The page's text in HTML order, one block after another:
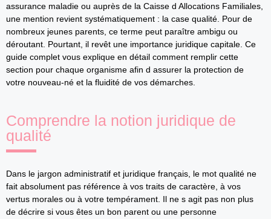
assurance maladie ou auprès de la Caisse d Allocations Familiales,
une mention revient systématiquement : la case qualité. Pour de
nombreux jeunes parents, ce terme peut paraître ambigu ou
déroutant. Pourtant, il revêt une importance juridique capitale. Ce
guide complet vous explique en détail comment remplir cette
section pour chaque organisme afin d assurer la protection de
votre nouveau-né et la fluidité de vos démarches.
Comprendre la notion juridique de
qualité
Dans le jargon administratif et juridique français, le mot qualité ne
fait absolument pas référence à vos traits de caractère, à vos
vertus morales ou à votre tempérament. Il ne s agit pas non plus
de décrire si vous êtes un bon parent ou une personne